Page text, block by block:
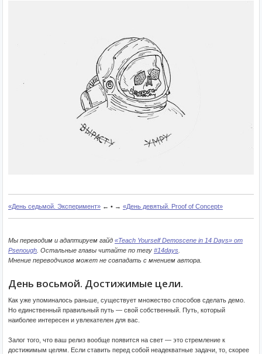
«День седьмой. Эксперимент» ← • → «День девятый. Proof of Concept»
Мы переводим и адаптируем гайд «Teach Yourself Demoscene in 14 Days» от
Psenough . Остальные главы читайте по тегу #14days
Мнение переводчиков может не совпадать с мнением автора.
День восьмой. Достижимые цели.
Как уже упоминалось раньше, существует множество способов сделать демо.
Но единственный правильный путь — свой собственный. Путь, который
наиболее интересен и увлекателен для вас.
Залог того, что ваш релиз вообще появится на свет — это стремление к
достижимым целям. Если ставить перед собой неадекватные задачи, то, скорее